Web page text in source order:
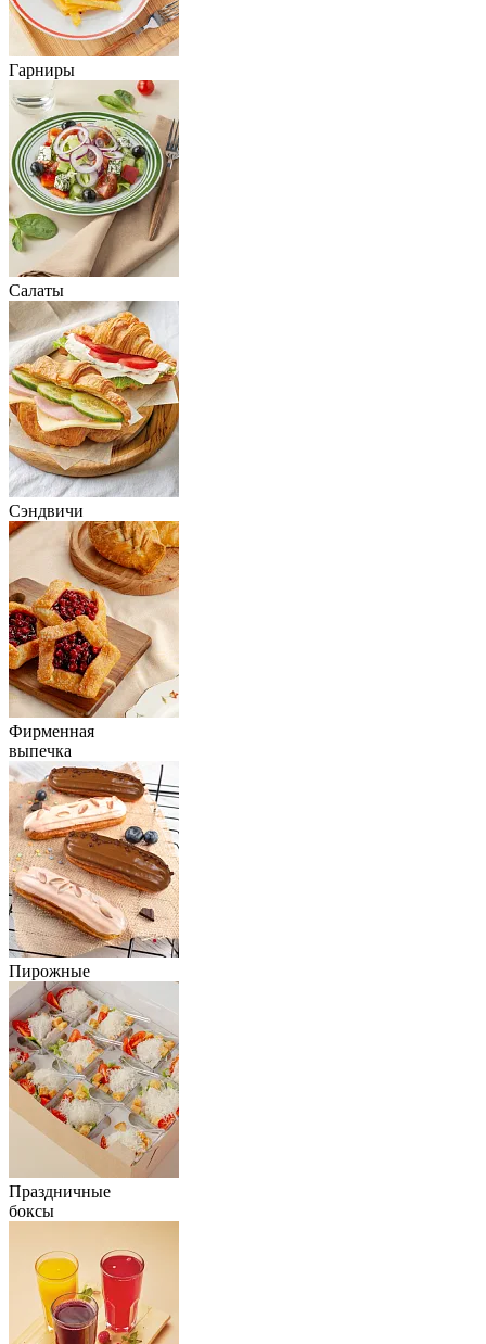
Гарниры
Салаты
Сэндвичи
Фирменная
выпечка
Пирожные
Праздничные
боксы